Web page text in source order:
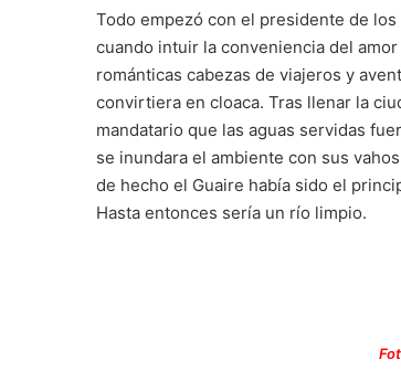
Todo empezó con el presidente de
cuando intuir la conveniencia del
románticas cabezas de viajeros y
convirtiera en cloaca. Tras llenar la
mandatario que las aguas servidas
se inundara el ambiente con sus
de hecho el Guaire había sido el
Hasta entonces sería un río limpio.